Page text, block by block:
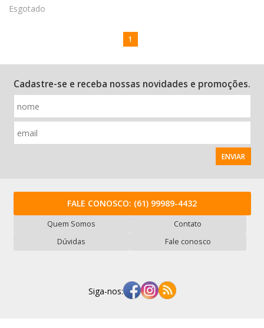
Esgotado
1
Cadastre-se e receba nossas novidades e promoções.
ENVIAR
FALE CONOSCO: (61) 99989-4432
Quem Somos
Contato
Dúvidas
Fale conosco
Siga-nos: